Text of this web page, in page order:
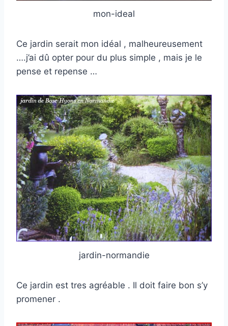
mon-ideal
Ce jardin serait mon idéal , malheureusement
….j’ai dû opter pour du plus simple , mais je le
pense et repense …
jardin-normandie
Ce jardin est tres agréable . Il doit faire bon s’y
promener .